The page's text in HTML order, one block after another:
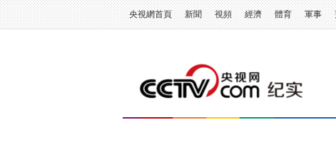
央視網首頁 新聞 視頻 經濟 體育 軍事